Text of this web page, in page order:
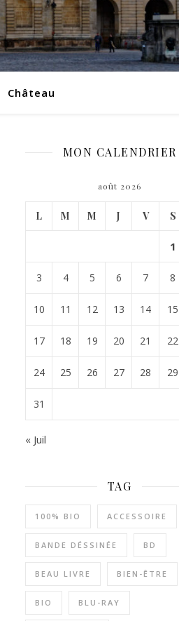
Château
MON CALENDRIER
août 2026
L M M J V S
1
3 4 5 6 7 8
10 11 12 13 14 15
17 18 19 20 21 22
24 25 26 27 28 29
31
« Juil
TAG
100% BIO ACCESSOIRE
BANDE DÉSSINÉE BD
BEAU LIVRE BIEN-ÊTRE
BIO BLU-RAY